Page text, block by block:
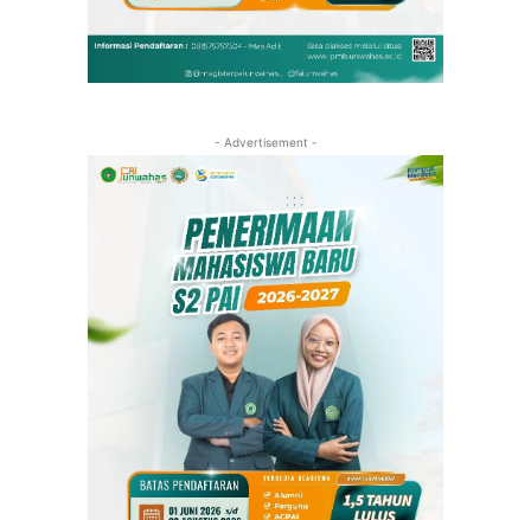
- Advertisement -